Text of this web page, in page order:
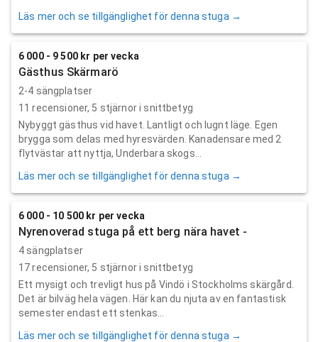
Läs mer och se tillgänglighet för denna stuga →
6 000 - 9 500 kr per vecka
Gästhus Skärmarö
2-4 sängplatser
11 recensioner, 5 stjärnor i snittbetyg
Nybyggt gästhus vid havet. Lantligt och lugnt läge. Egen
brygga som delas med hyresvärden. Kanadensare med 2
flytvästar att nyttja, Underbara skogs...
Läs mer och se tillgänglighet för denna stuga →
6 000 - 10 500 kr per vecka
Nyrenoverad stuga på ett berg nära havet -
4 sängplatser
17recensioner, 5 stjärnor i snittbetyg
Ett mysigt och trevligt hus på Vindö i Stockholms skärgård.
Det är bilväg hela vägen. Här kan du njuta av en fantastisk
semester endast ett stenkas...
Läs mer och se tillgänglighet för denna stuga →